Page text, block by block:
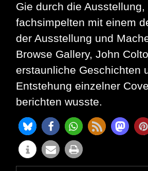
Gie durch die
fachsimpelten mit einem
der Ausstellung und
Browse Gallery, John
erstaunliche Geschichten
Entstehung einzelner
berichten wusste.